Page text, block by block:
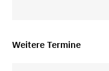
Weitere Termine